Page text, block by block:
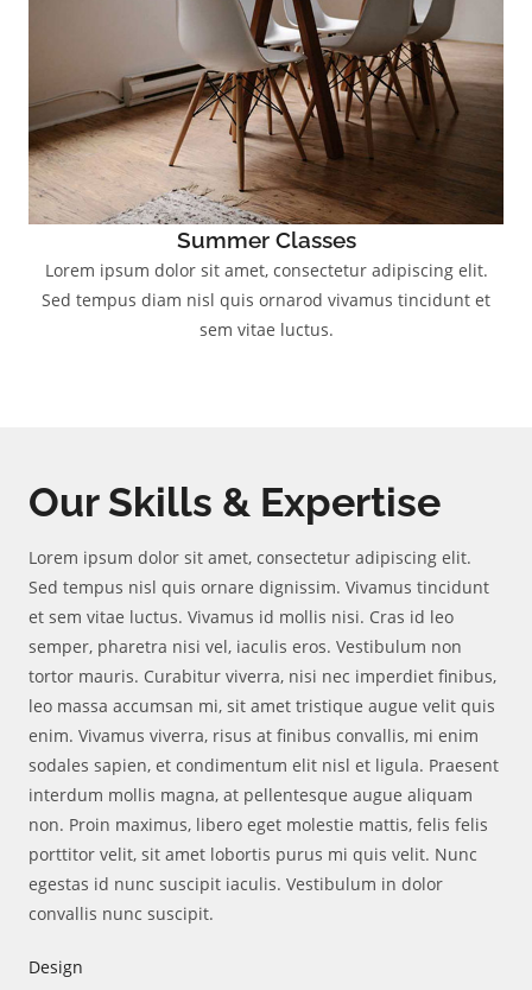
Summer Classes
Lorem ipsum dolor sit amet, consectetur adipiscing elit.
Sed tempus diam nisl quis ornarod vivamus tincidunt et
sem vitae luctus.
Our Skills & Expertise
Lorem ipsum dolor sit amet, consectetur adipiscing elit.
Sed tempus nisl quis ornare dignissim. Vivamus tincidunt
et sem vitae luctus. Vivamus id mollis nisi. Cras id leo
semper, pharetra nisi vel, iaculis eros. Vestibulum non
tortor mauris. Curabitur viverra, nisi nec imperdiet finibus,
leo massa accumsan mi, sit amet tristique augue velit quis
enim. Vivamus viverra, risus at finibus convallis, mi enim
sodales sapien, et condimentum elit nisl et ligula. Praesent
interdum mollis magna, at pellentesque augue aliquam
non. Proin maximus, libero eget molestie mattis, felis felis
porttitor velit, sit amet lobortis purus mi quis velit. Nunc
egestas id nunc suscipit iaculis. Vestibulum in dolor
convallis nunc suscipit.
Design